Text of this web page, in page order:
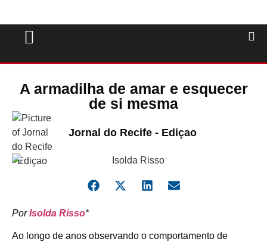
A armadilha de amar e esquecer
de si mesma
Jornal do Recife - Ediçao
PorIsolda Risso*
Ao longo de anos observando o comportamento de